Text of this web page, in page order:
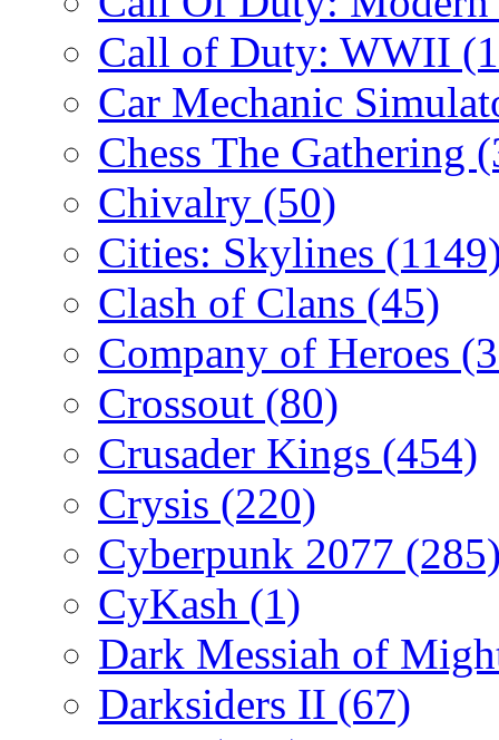
Call of Duty: WWII
Car Mechanic
Chess The Gathering
Chivalry (50)
Cities: Skylines
Clash of Clans (45)
Company of Heroes
Crossout (80)
Crusader Kings (454)
Crysis (220)
Cyberpunk 2077
CyKash (1)
Dark Messiah of
Darksiders II (67)